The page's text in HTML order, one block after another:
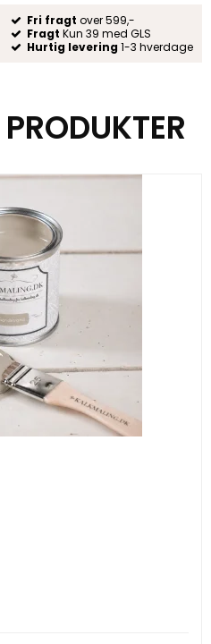
Fri fragt over 599,-
Fragt Kun 39 med GLS
Hurtig levering 1-3 hverdage